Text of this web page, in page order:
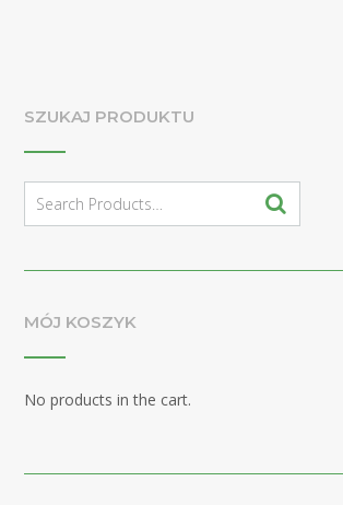
SZUKAJ PRODUKTU
for:
MÓJ KOSZYK
No products in the cart.